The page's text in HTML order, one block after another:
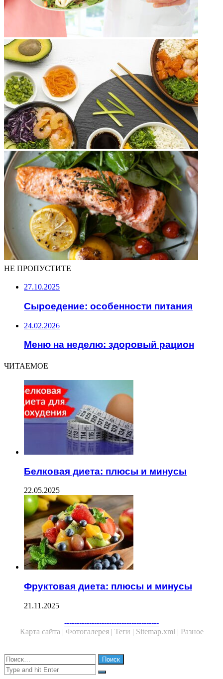
НЕ ПРОПУСТИТЕ
27.10.2025
Сыроедение: особенности питания
24.02.2026
Меню на неделю: здоровый рацион
ЧИТАЕМОЕ
Белковая диета: плюсы и минусы
22.05.2025
Фруктовая диета: плюсы и минусы
21.11.2025
--------------------------------------
Карта сайта | Фотогалерея | Теги | Sitemap.xml | Разное
Close
Найти:
Close
Search